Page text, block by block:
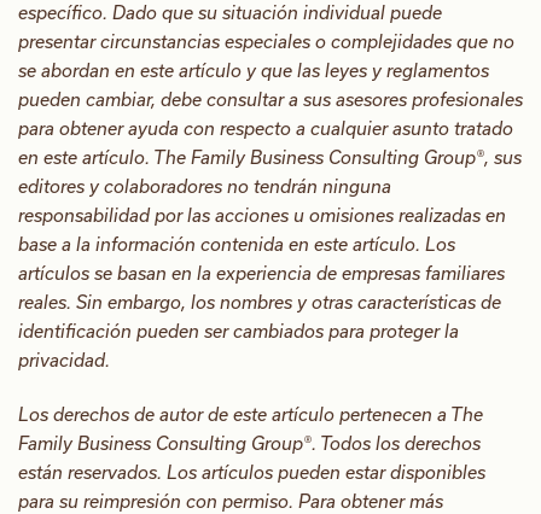
específico. Dado que su situación individual puede
presentar circunstancias especiales o complejidades que no
se abordan en este artículo y que las leyes y reglamentos
pueden cambiar, debe consultar a sus asesores profesionales
para obtener ayuda con respecto a cualquier asunto tratado
en este artículo. The Family Business Consulting Group®, sus
editores y colaboradores no tendrán ninguna
responsabilidad por las acciones u omisiones realizadas en
base a la información contenida en este artículo. Los
artículos se basan en la experiencia de empresas familiares
reales. Sin embargo, los nombres y otras características de
identificación pueden ser cambiados para proteger la
privacidad.
Los derechos de autor de este artículo pertenecen a The
Family Business Consulting Group®. Todos los derechos
están reservados. Los artículos pueden estar disponibles
para su reimpresión con permiso. Para obtener más